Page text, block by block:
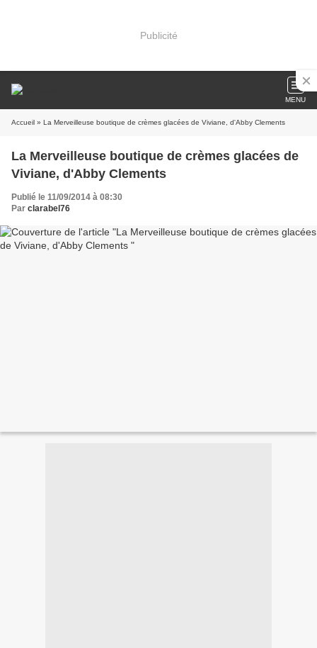
Publicité
MENU
Accueil » La Merveilleuse boutique de crèmes glacées de Viviane, d'Abby Clements
La Merveilleuse boutique de crèmes glacées de
Viviane, d'Abby Clements
Publié le 11/09/2014 à 08:30
Par clarabel76